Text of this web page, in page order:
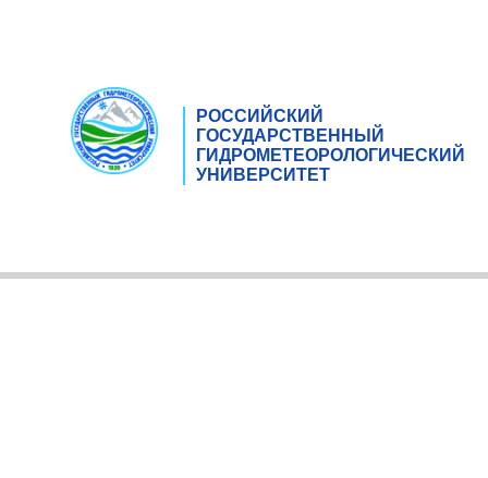
РОССИЙСКИЙ
ГОСУДАРСТВЕННЫЙ
ГИДРОМЕТЕОРОЛОГИЧЕСКИЙ
УНИВЕРСИТЕТ